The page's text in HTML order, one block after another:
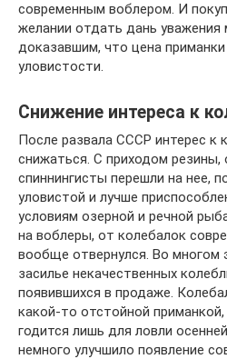
современным воблером. И
желании отдать дань уважения
доказавшим, что цена
уловистости.
Снижение интереса к
После развала СССР интерес к
снижаться. С приходом резины,
спиннингисты перешли на нее,
уловистой и лучше
условиям озерной и речной
на воблеры, от колебалок
вообще отвернулся. Во многом
засилье некачественных
появившихся в продаже.
какой-то отстойной
годится лишь для ловли
немного улучшило появление